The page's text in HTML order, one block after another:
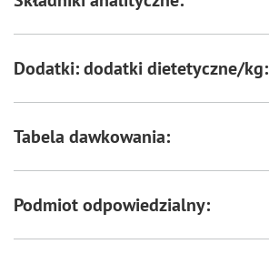
Dodatki: dodatki dietetyczne/kg:
Tabela dawkowania:
Podmiot odpowiedzialny: